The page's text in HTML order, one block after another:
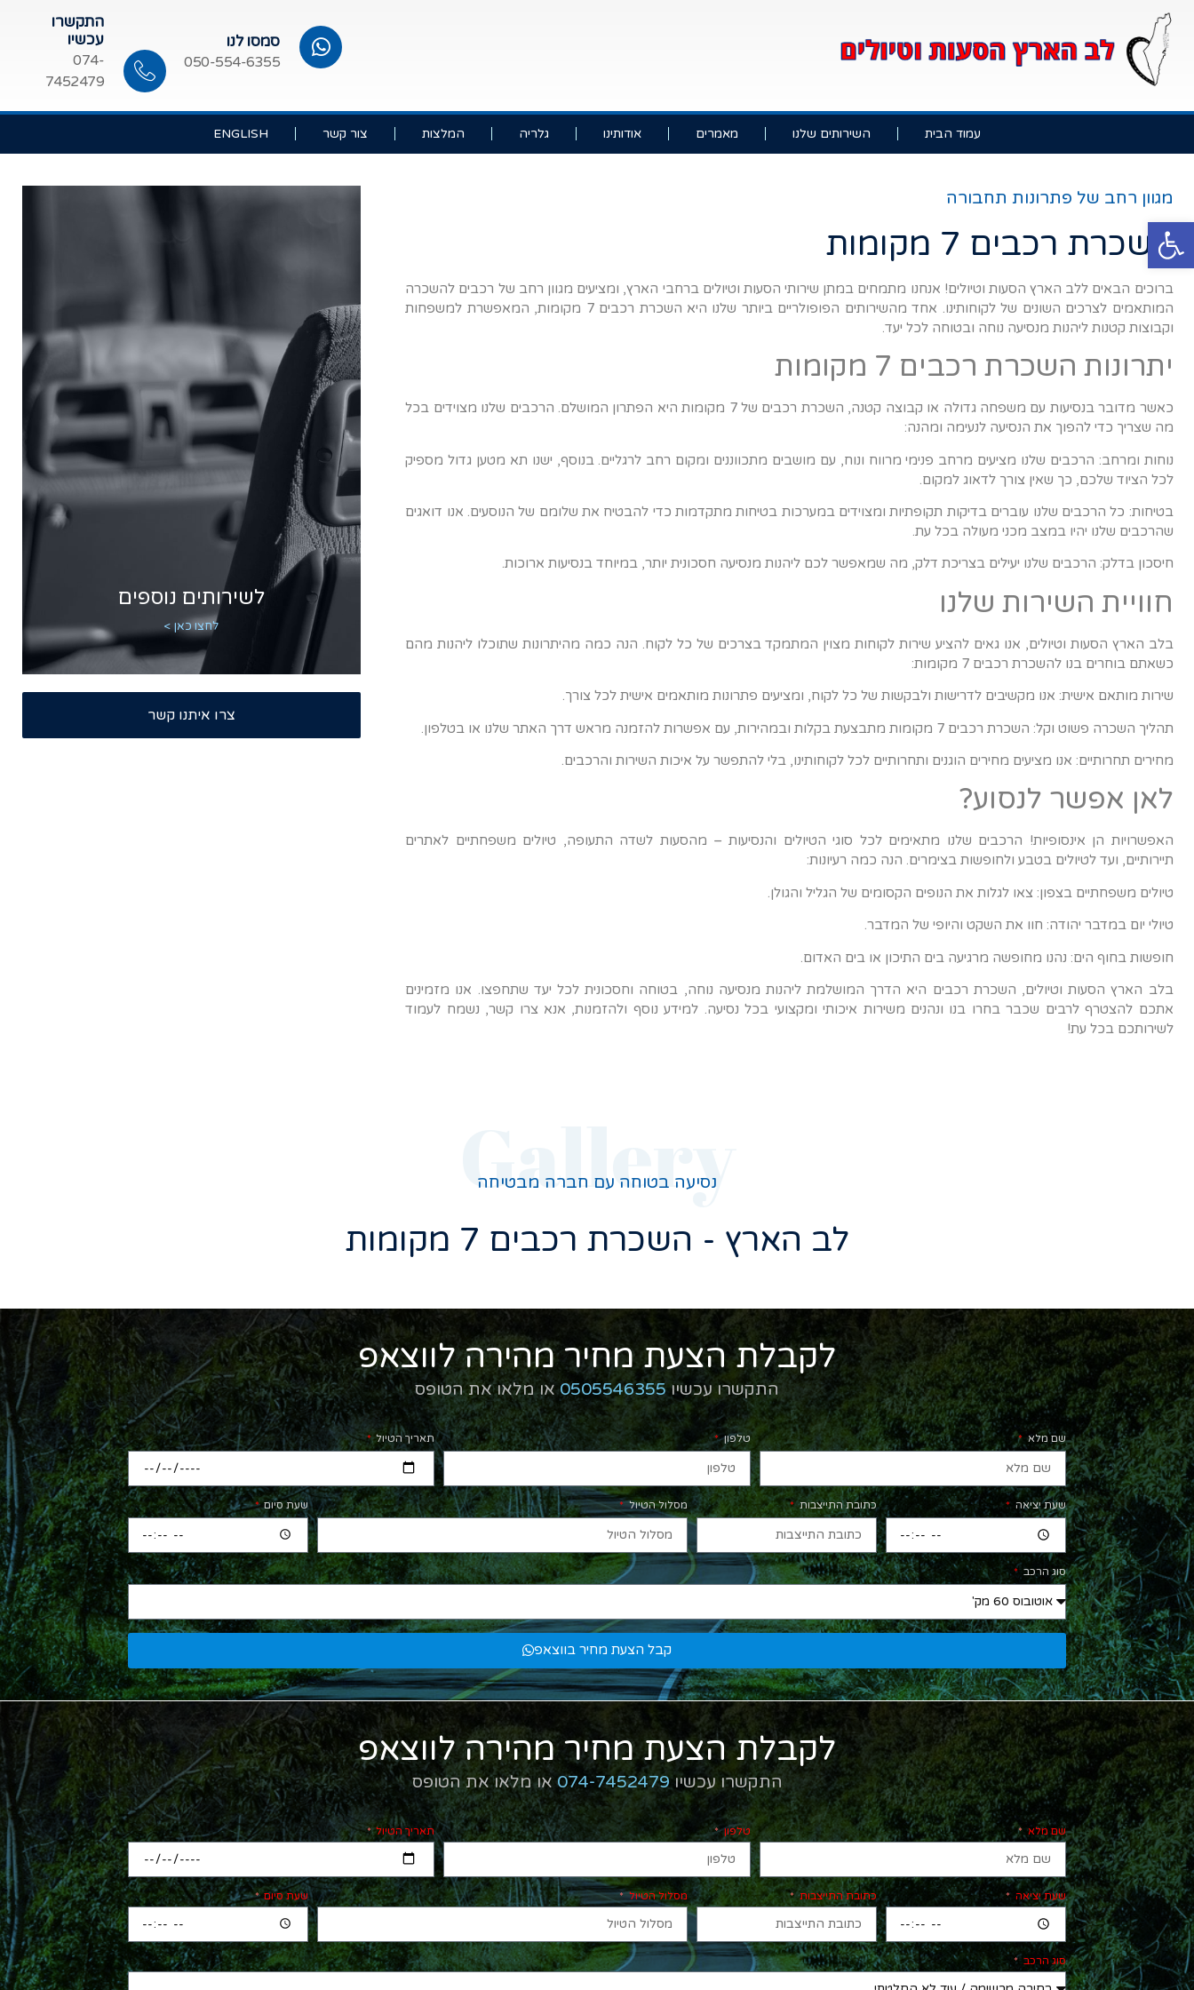
סמסו לנו
050-554-6355
התקשרו
עכשיו
074-
7452479
עמוד הבית השירותים שלנו מאמרים אודותינו גלריה המלצות צור קשר ENGLISH
מגוון רחב של פתרונות תחבורה
השכרת רכבים 7 מקומות
ברוכים הבאים ללב הארץ הסעות וטיולים! אנחנו מתמחים במתן שירותי הסעות וטיולים ברחבי הארץ, ומציעים מגוון רחב של רכבים להשכרה
המותאמים לצרכים השונים של לקוחותינו. אחד מהשירותים הפופולריים ביותר שלנו היא השכרת רכבים 7 מקומות, המאפשרת למשפחות
וקבוצות קטנות ליהנות מנסיעה נוחה ובטוחה לכל יעד.
יתרונות השכרת רכבים 7 מקומות
כאשר מדובר בנסיעות עם משפחה גדולה או קבוצה קטנה, השכרת רכבים של 7 מקומות היא הפתרון המושלם. הרכבים שלנו מצוידים בכל
מה שצריך כדי להפוך את הנסיעה לנעימה ומהנה:
נוחות ומרחב: הרכבים שלנו מציעים מרחב פנימי מרווח ונוח, עם מושבים מתכווננים ומקום רחב לרגליים. בנוסף, ישנו תא מטען גדול מספיק
לכל הציוד שלכם, כך שאין צורך לדאוג למקום.
בטיחות: כל הרכבים שלנו עוברים בדיקות תקופתיות ומצוידים במערכות בטיחות מתקדמות כדי להבטיח את שלומם של הנוסעים. אנו דואגים
שהרכבים שלנו יהיו במצב מכני מעולה בכל עת.
חיסכון בדלק: הרכבים שלנו יעילים בצריכת דלק, מה שמאפשר לכם ליהנות מנסיעה חסכונית יותר, במיוחד בנסיעות ארוכות.
חוויית השירות שלנו
בלב הארץ הסעות וטיולים, אנו גאים להציע שירות לקוחות מצוין המתמקד בצרכים של כל לקוח. הנה כמה מהיתרונות שתוכלו ליהנות מהם
כשאתם בוחרים בנו להשכרת רכבים 7 מקומות:
שירות מותאם אישית: אנו מקשיבים לדרישות ולבקשות של כל לקוח, ומציעים פתרונות מותאמים אישית לכל צורך.
תהליך השכרה פשוט וקל: השכרת רכבים 7 מקומות מתבצעת בקלות ובמהירות, עם אפשרות להזמנה מראש דרך האתר שלנו או בטלפון.
מחירים תחרותיים: אנו מציעים מחירים הוגנים ותחרותיים לכל לקוחותינו, בלי להתפשר על איכות השירות והרכבים.
לאן אפשר לנסוע?
האפשרויות הן אינסופיות! הרכבים שלנו מתאימים לכל סוגי הטיולים והנסיעות – מהסעות לשדה התעופה, טיולים משפחתיים לאתרים
תיירותיים, ועד לטיולים בטבע ולחופשות בצימרים. הנה כמה רעיונות:
טיולים משפחתיים בצפון: צאו לגלות את הנופים הקסומים של הגליל והגולן.
טיולי יום במדבר יהודה: חוו את השקט והיופי של המדבר.
חופשות בחוף הים: נהנו מחופשה מרגיעה בים התיכון או בים האדום.
בלב הארץ הסעות וטיולים, השכרת רכבים היא הדרך המושלמת ליהנות מנסיעה נוחה, בטוחה וחסכונית לכל יעד שתחפצו. אנו מזמינים
אתכם להצטרף לרבים שכבר בחרו בנו ונהנים משירות איכותי ומקצועי בכל נסיעה. למידע נוסף ולהזמנות, אנא צרו קשר, נשמח לעמוד
לשירותכם בכל עת!
לשירותים נוספים
לחצו כאן >
צרו איתנו קשר
Gallery
נסיעה בטוחה עם חברה מבטיחה
לב הארץ - השכרת רכבים 7 מקומות
לקבלת הצעת מחיר מהירה לווצאפ
התקשרו עכשיו0505546355או מלאו את הטופס
שם מלא טלפון תאריך הטיול
שעת יציאה כתובת התייצבות מסלול הטיול שעת סיום
סוג הרכב
קבל הצעת מחיר בווצאפ
לקבלת הצעת מחיר מהירה לווצאפ
התקשרו עכשיו074-7452479 או מלאו את הטופס
שם מלא טלפון תאריך הטיול
שעת יציאה כתובת התייצבות מסלול הטיול שעת סיום
סוג הרכב
פתח סרגל נגישות